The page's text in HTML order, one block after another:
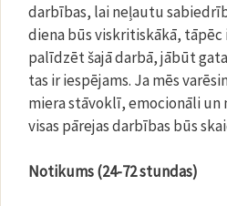
darbības, lai neļautu
diena būs viskritiskākā, tāpēc
palīdzēt šajā darbā, jābūt
tas ir iespējams. Ja mēs
miera stāvoklī, emocionāli un
visas pārejas darbības būs
Notikums (24-72 stundas)